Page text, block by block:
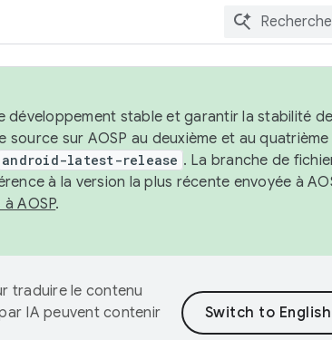
stable et garantir la stabilité
sur AOSP au deuxième et au quatrième
android-latest-release . La branche de
à la version la plus récente envoyée à
AOSP.
traduire le contenu
IA peuvent contenir